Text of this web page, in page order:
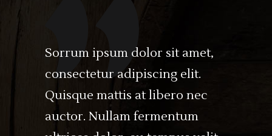
Sorrum ipsum dolor sit amet,
consectetur adipiscing elit.
Quisque mattis at libero nec
auctor. Nullam fermentum